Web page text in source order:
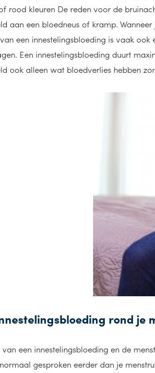
rood kleuren De reden voor de
aan een bloedneus of kramp.
een innestelingsbloeding is vaak
Een innestelingsbloeding duurt
ook alleen wat bloedverlies hebben
rond je
een innestelingsbloeding en de
gesproken eerder dan je